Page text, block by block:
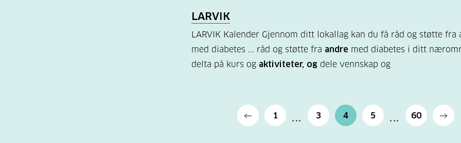
LARVIK
LARVIK Kalender Gjennom ditt lokallag kan du få råd og støtte fra
med diabetes ... råd og støtte fra andre med diabetes i ditt
delta på kurs og aktiviteter, og dele vennskap og
1 3 4 5 60